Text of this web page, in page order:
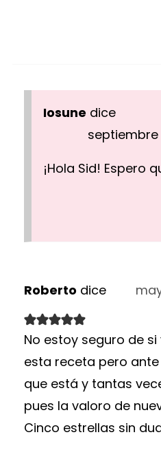
Iosune dice
septiembre
¡Hola Sid! Espero
Roberto dice
No estoy seguro de
esta receta pero
que está y tantas
pues la valoro de
Cinco estrellas sin